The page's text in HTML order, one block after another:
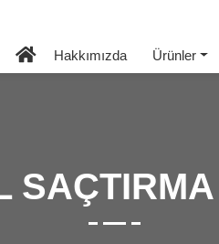
Hakkımızda Ürünler